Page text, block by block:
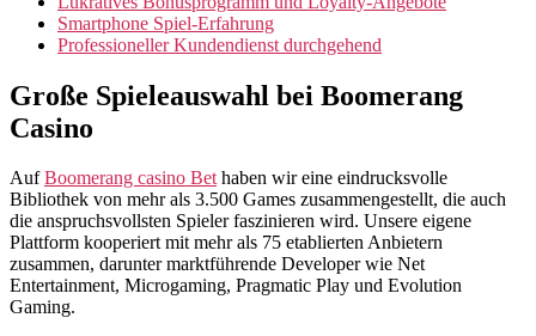
Smartphone Spiel-Erfahrung
Professioneller Kundendienst durchgehend
Große Spieleauswahl bei Boomerang
Casino
AufBoomerang casino Bethaben wir eine eindrucksvolle
Bibliothek von mehr als 3.500 Games zusammengestellt, die auch
die anspruchsvollsten Spieler faszinieren wird. Unsere eigene
Plattform kooperiert mit mehr als 75 etablierten Anbietern
zusammen, darunter marktführende Developer wie Net
Entertainment, Microgaming, Pragmatic Play und Evolution
Gaming.